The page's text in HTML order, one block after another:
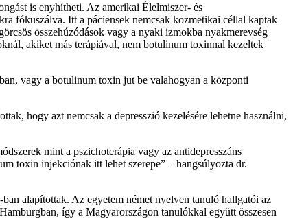
is enyhítheti. Az amerikai Élelmiszer- és
fókuszálva. Itt a páciensek nemcsak kozmetikai céllal kaptak
összehúzódások vagy a nyaki izmokba nyakmerevség
akiket más terápiával, nem botulinum toxinnal kezeltek
vagy a botulinum toxin jut be valahogyan a központi
hogy azt nemcsak a depresszió kezelésére lehetne használni,
mint a pszichoterápia vagy az antidepresszáns
toxin injekciónak itt lehet szerepe” – hangsúlyozta dr.
alapítottak. Az egyetem német nyelven tanuló hallgatói az
így a Magyarországon tanulókkal együtt összesen